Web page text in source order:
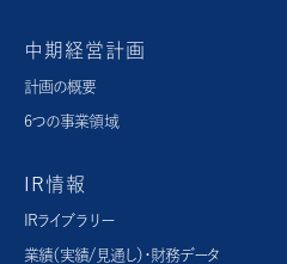
中期経営計画
計画の概要
6つの事業領域
IR情報
IRライブラリー
業績（実績/見通し）・財務データ